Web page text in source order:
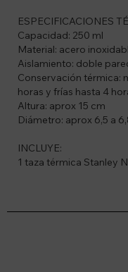
ESPECIFICACIONES
Capacidad: 250 ml
Material: acero
Aislamiento: doble
Conservación térmica:
horas y frías hasta 4
Altura: aprox 15 cm
Diámetro: aprox 6,5 a
INCLUYE:
1 taza térmica Stanley